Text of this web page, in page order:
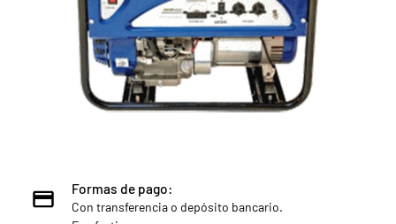
Formas de pago:
Con transferencia o depósito bancario.